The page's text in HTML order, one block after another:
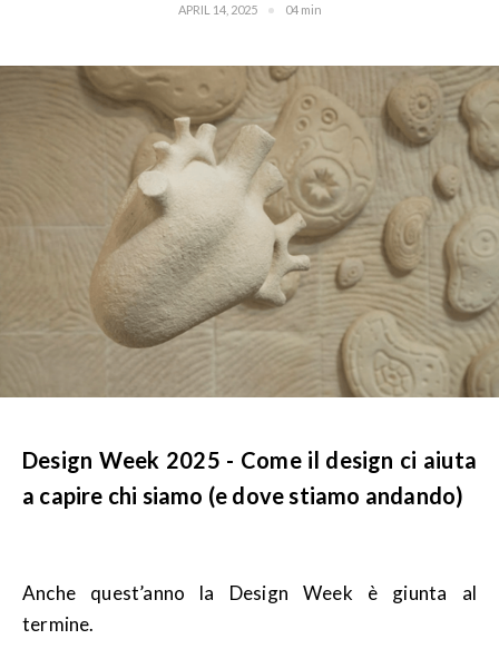
APRIL 14, 2025
04 min
Design Week 2025 - Come il design ci aiuta
a capire chi siamo (e dove stiamo andando)
Anche quest’anno la Design Week è giunta al
termine.